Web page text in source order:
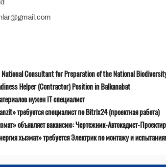
Consultant for Preparation of the National
Helper (Contractor) Position in Balkanabat
нужен IT специалист
требуется специалист по Bitrix24 (проектная работа)
объявляет вакансию: Чертежник-Автокадист-
хызмат» требуется Электрик по монтажу и